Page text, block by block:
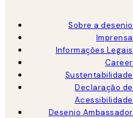
Sobre a desenio
Imprensa
Informações Legais
Career
Sustentabilidade
Declaração de
Acessibilidade
Desenio Ambassador